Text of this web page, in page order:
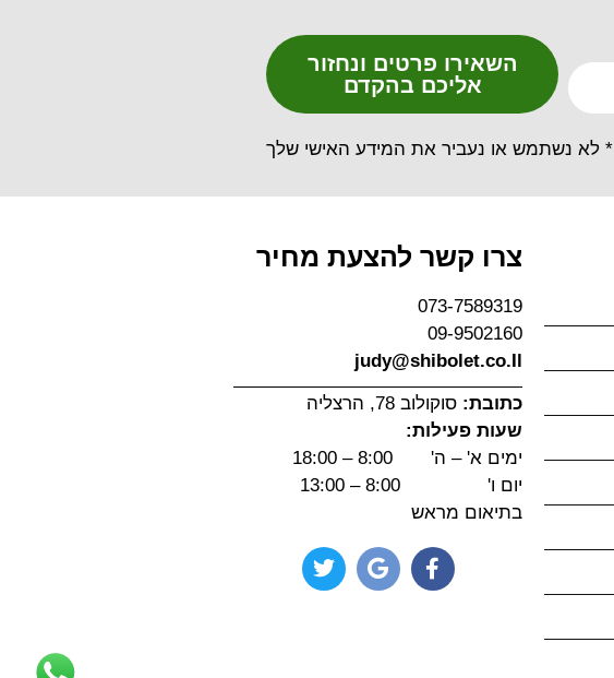
השאירו פרטים ונחזור
אליכם בהקדם
* לא נשתמש או נעביר את המידע האישי שלך
צרו קשר להצעת מחיר
073-7589319
09-9502160
judy@shibolet.co.Il
כתובת: סוקולוב 78, הרצליה
שעות פעילות:
ימים א' – ה' 8:00 – 18:00
יום ו' 8:00 – 13:00
בתיאום מראש